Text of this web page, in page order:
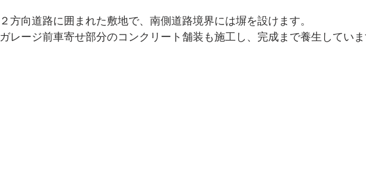
２方向道路に囲まれた敷地で、南側道路境界には塀を設けます。
ガレージ前車寄せ部分のコンクリート舗装も施工し、完成まで養生してい